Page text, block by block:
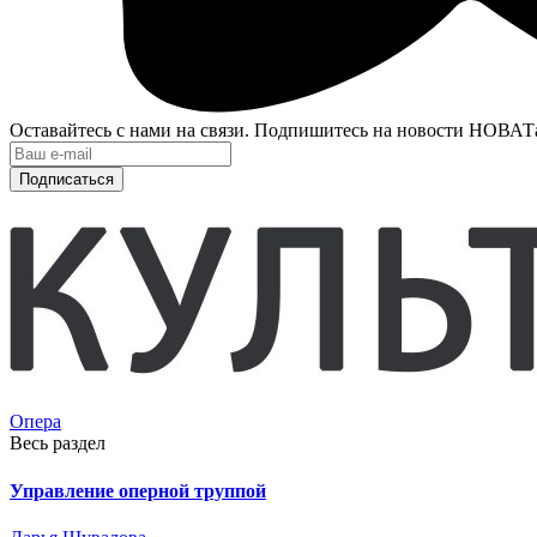
Оставайтесь с нами на связи. Подпишитесь на новости
Подписаться
Опера
Весь раздел
Управление оперной труппой